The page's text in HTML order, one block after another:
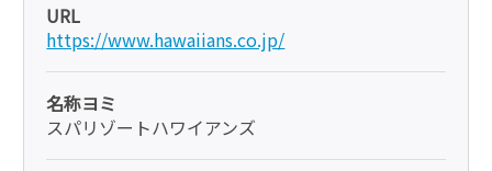
小学生
2,800円→2,240円
URL
https://www.hawaiians.co.jp/
名称ヨミ
スパリゾートハワイアンズ